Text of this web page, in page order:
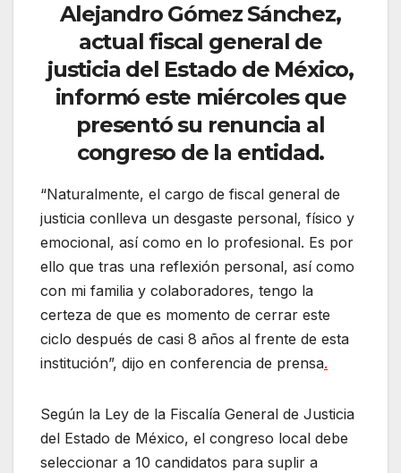
Alejandro Gómez Sánchez,
actual fiscal general de
justicia del Estado de México,
informó este miércoles que
presentó su renuncia al
congreso de la entidad.
“Naturalmente, el cargo de fiscal general de
justicia conlleva un desgaste personal, físico y
emocional, así como en lo profesional. Es por
ello que tras una reflexión personal, así como
con mi familia y colaboradores, tengo la
certeza de que es momento de cerrar este
ciclo después de casi 8 años al frente de esta
institución”, dijo en conferencia de prensa.
Según la Ley de la Fiscalía General de Justicia
del Estado de México, el congreso local debe
seleccionar a 10 candidatos para suplir a